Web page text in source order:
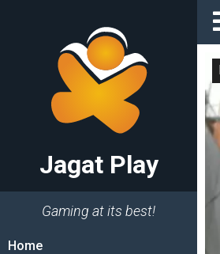
Jagat Play
Gaming at its best!
Home